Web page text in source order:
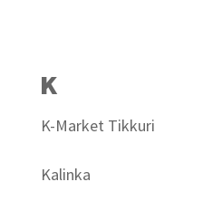
K
K-Market Tikkuri
Kalinka